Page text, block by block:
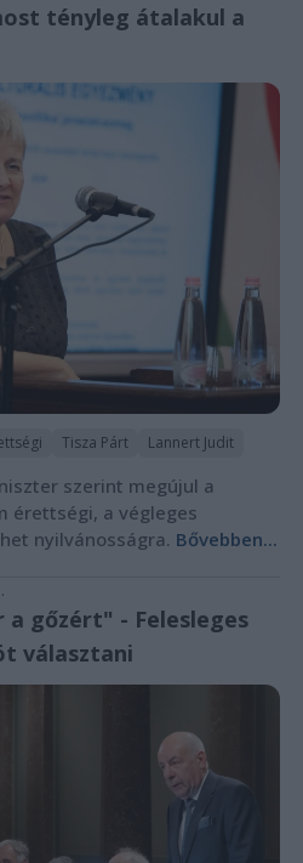
tényleg átalakul a
Tisza Párt Lannert Judit
szerint megújul a
érettségi, a végleges
nyilvánosságra. Bővebben...
a gőzért" - Felesleges
választani